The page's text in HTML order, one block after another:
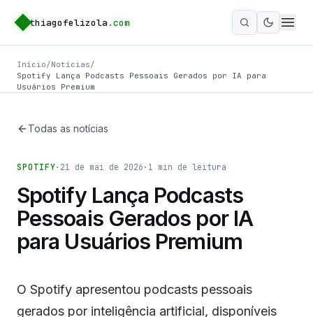
thiagofelizola .com
Ativar
Início/Notícias/
Spotify Lança Podcasts Pessoais Gerados por IA para
Usuários Premium
Todas as notícias
SPOTIFY· 21 de mai de 2026 · 1 min de leitura
Spotify Lança Podcasts
Pessoais Gerados por IA
para Usuários Premium
O Spotify apresentou podcasts pessoais
gerados por inteligência artificial, disponíveis